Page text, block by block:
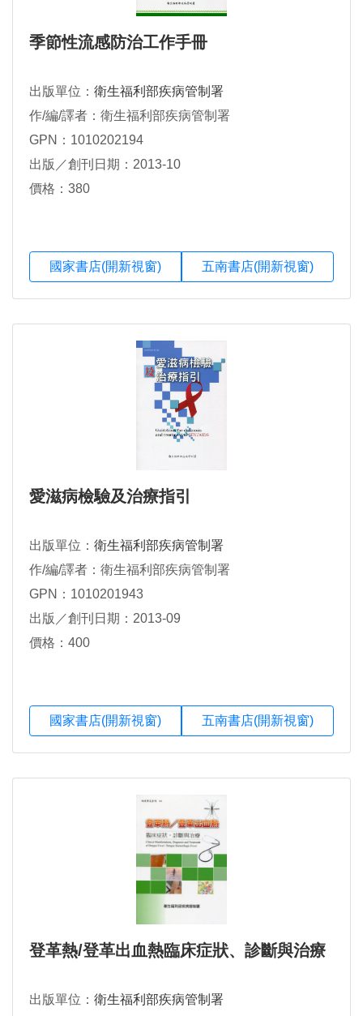
季節性流感防治工作手冊
出版單位： 衛生福利部疾病管制署
作/編/譯者：衛生福利部疾病管制署
GPN：1010202194
出版／創刊日期：2013-10
價格：380
國家書店(開新視窗) 五南書店(開新視窗)
愛滋病檢驗及治療指引
出版單位： 衛生福利部疾病管制署
作/編/譯者：衛生福利部疾病管制署
GPN：1010201943
出版／創刊日期：2013-09
價格：400
國家書店(開新視窗) 五南書店(開新視窗)
登革熱/登革出血熱臨床症狀、診斷與治療
出版單位： 衛生福利部疾病管制署